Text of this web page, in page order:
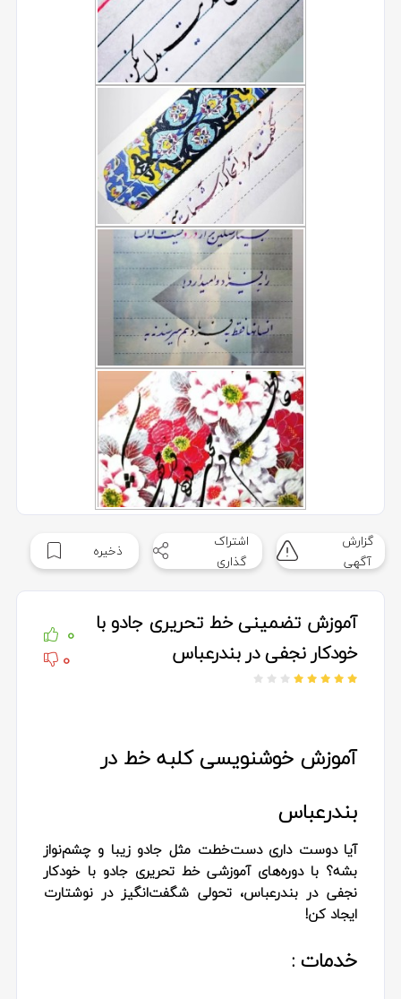
گزارش
آگهی
اشتراک
گذاری
ذخیره
آموزش تضمینی خط تحریری جادو با
خودکار نجفی در بندرعباس
0
0
آموزش خوشنویسی کلبه خط در
بندرعباس
آیا دوست داری دست‌خطت مثل جادو زیبا و چشم‌نواز
بشه؟ با دوره‌های آموزشی خط تحریری جادو با خودکار
نجفی در بندرعباس، تحولی شگفت‌انگیز در نوشتارت
ایجاد کن!
خدمات :